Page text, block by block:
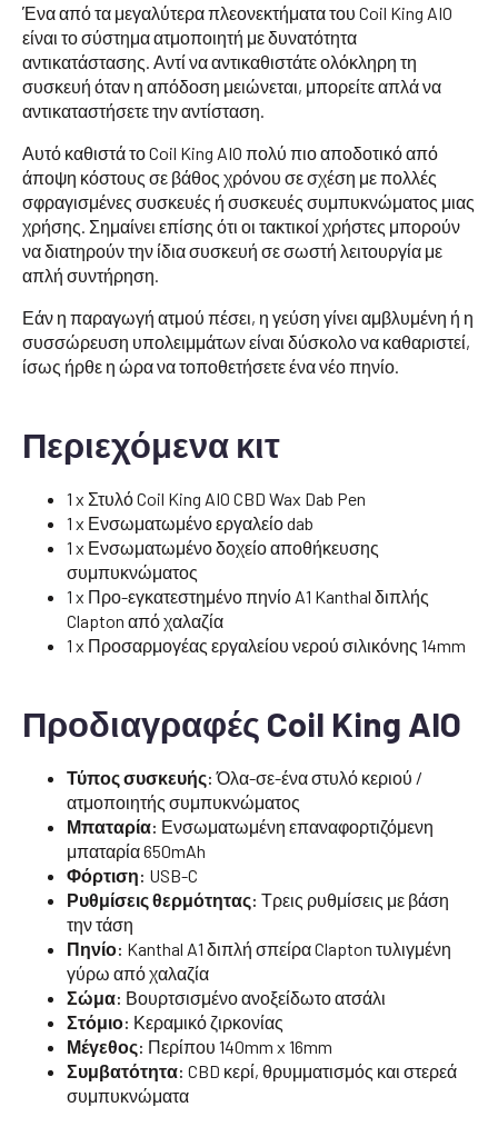
Ένα από τα μεγαλύτερα πλεονεκτήματα του Coil King AIO
είναι το σύστημα ατμοποιητή με δυνατότητα
αντικατάστασης. Αντί να αντικαθιστάτε ολόκληρη τη
συσκευή όταν η απόδοση μειώνεται, μπορείτε απλά να
αντικαταστήσετε την αντίσταση.
Αυτό καθιστά το Coil King AIO πολύ πιο αποδοτικό από
άποψη κόστους σε βάθος χρόνου σε σχέση με πολλές
σφραγισμένες συσκευές ή συσκευές συμπυκνώματος μιας
χρήσης. Σημαίνει επίσης ότι οι τακτικοί χρήστες μπορούν
να διατηρούν την ίδια συσκευή σε σωστή λειτουργία με
απλή συντήρηση.
Εάν η παραγωγή ατμού πέσει, η γεύση γίνει αμβλυμένη ή η
συσσώρευση υπολειμμάτων είναι δύσκολο να καθαριστεί,
ίσως ήρθε η ώρα να τοποθετήσετε ένα νέο πηνίο.
Περιεχόμενα κιτ
1 x Στυλό Coil King AIO CBD Wax Dab Pen
1 x Ενσωματωμένο εργαλείο dab
1 x Ενσωματωμένο δοχείο αποθήκευσης
συμπυκνώματος
1 x Προ-εγκατεστημένο πηνίο A1 Kanthal διπλής
Clapton από χαλαζία
1 x Προσαρμογέας εργαλείου νερού σιλικόνης 14mm
Προδιαγραφές Coil King AIO
Τύπος συσκευής: Όλα-σε-ένα στυλό κεριού /
ατμοποιητής συμπυκνώματος
Μπαταρία: Ενσωματωμένη επαναφορτιζόμενη
μπαταρία 650mAh
Φόρτιση: USB-C
Ρυθμίσεις θερμότητας: Τρεις ρυθμίσεις με βάση
την τάση
Πηνίο: Kanthal A1 διπλή σπείρα Clapton τυλιγμένη
γύρω από χαλαζία
Σώμα: Βουρτσισμένο ανοξείδωτο ατσάλι
Στόμιο: Κεραμικό ζιρκονίας
Μέγεθος: Περίπου 140mm x 16mm
Συμβατότητα: CBD κερί, θρυμματισμός και στερεά
συμπυκνώματα